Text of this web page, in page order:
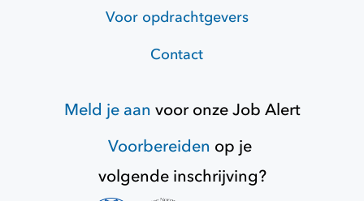
Voor opdrachtgevers
Contact
Meld je aan voor onzeJob Alert
Voorbereiden op je
volgende inschrijving?